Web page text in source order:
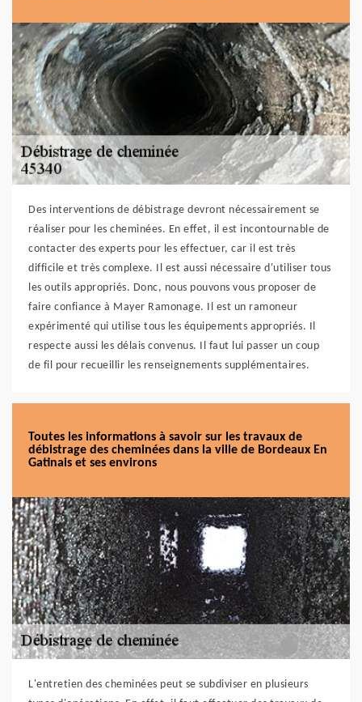
Des interventions de débistrage devront nécessairement se
réaliser pour les cheminées. En effet, il est incontournable de
contacter des experts pour les effectuer, car il est très
difficile et très complexe. Il est aussi nécessaire d'utiliser tous
les outils appropriés. Donc, nous pouvons vous proposer de
faire confiance à Mayer Ramonage. Il est un ramoneur
expérimenté qui utilise tous les équipements appropriés. Il
respecte aussi les délais convenus. Il faut lui passer un coup
de fil pour recueillir les renseignements supplémentaires.
Toutes les informations à savoir sur les travaux de
débistrage des cheminées dans la ville de Bordeaux En
Gatinais et ses environs
L'entretien des cheminées peut se subdiviser en plusieurs